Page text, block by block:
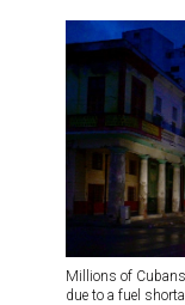
Millions of
due to a fuel